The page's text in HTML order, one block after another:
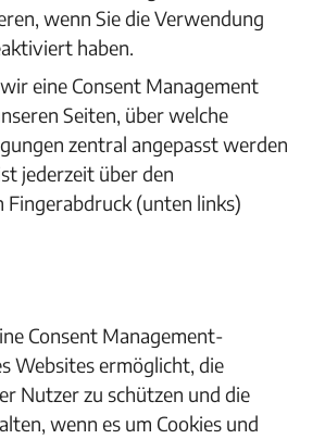
wenn Sie die Verwendung
haben.
eine Consent Management
Seiten, über welche
zentral angepasst werden
jederzeit über den
Fingerabdruck (unten links)
Consent Management-
Websites ermöglicht, die
Nutzer zu schützen und die
wenn es um Cookies und